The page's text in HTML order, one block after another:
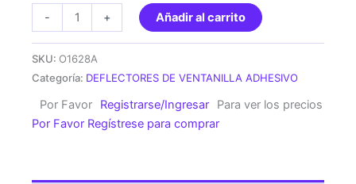
-
CAPTUR
DEL.
+ Añadir al carrito
SKU: O1628A
Categoría: DEFLECTORES DE VENTANILLA ADHESIVO
Por Favor Registrarse/Ingresar
Para ver los precios
Por Favor Regístrese para comprar